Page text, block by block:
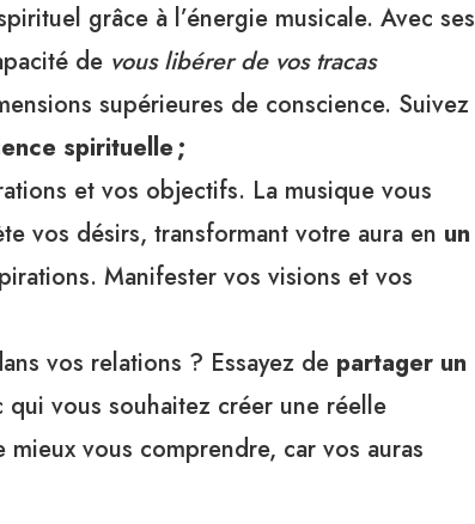
grâce à l’énergie musicale. Avec ses
de vous libérer de vos tracas
supérieures de conscience. Suivez
spirituelle ;
et vos objectifs. La musique vous
vos désirs, transformant votre aura en un
Manifester vos visions et vos
vos relations ? Essayez de partager un
qui vous souhaitez créer une réelle
vous comprendre, car vos auras